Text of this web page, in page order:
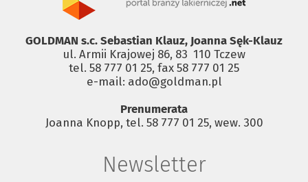
GOLDMAN s.c. Sebastian Klauz, Joanna Sęk-Klauz
ul. Armii Krajowej 86, 83 ­ 110 Tczew
tel. 58 777 01 25, fax 58 777 01 25
e-mail: ado@goldman.pl
Prenumerata
Joanna Knopp, tel. 58 777 01 25, wew. 300
Newsletter